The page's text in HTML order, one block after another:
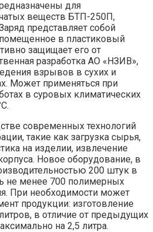
для
веществ БТП-250П,
представляет собой
в пластиковый
защищает его от
разработка АО «НЗИВ»,
взрывов в сухих и
Может применяться при
в суровых климатических
современных технологий
такие как загрузка сырья,
на изделии, извлечение
Новое оборудование, в
200 штук в
не менее 700 полимерных
При необходимости может
продукции: изготовление
в отличие от предыдущих
на 2,5 литра.